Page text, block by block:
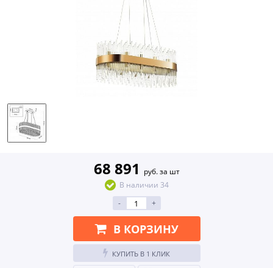
68 891
руб. за шт
В наличии 34
-
+
В КОРЗИНУ
КУПИТЬ В 1 КЛИК